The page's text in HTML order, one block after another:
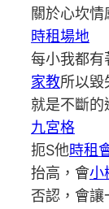
關於心坎情
時租場地
每小我都有
家教所以毀
就是不斷的
九宮格
扼S他時租
抬高，會小
否認，會讓